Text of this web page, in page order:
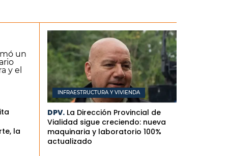
la
INFRAESTRUCTURA Y VIVIENDA
DPV. La Dirección Provincial de
Vialidad sigue creciendo: nueva
maquinaria y laboratorio 100%
actualizado